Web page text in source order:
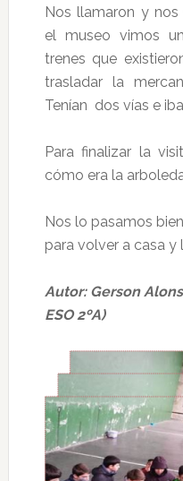
Nos llamaron y nos
el museo vimos
trenes que
trasladar la
Tenían dos vías e
Para finalizar la
cómo era la
Nos lo pasamos
para volver a casa y
Autor: Gerson
ESO 2ºA)